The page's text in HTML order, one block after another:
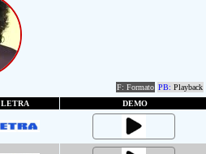
F: Formato PB: Playback
LETRA DEMO